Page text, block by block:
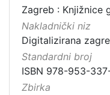
Zagreb : Knjižnice
Nakladnički niz
Digitalizirana
Standardni broj
ISBN 978-953-
Zbirka